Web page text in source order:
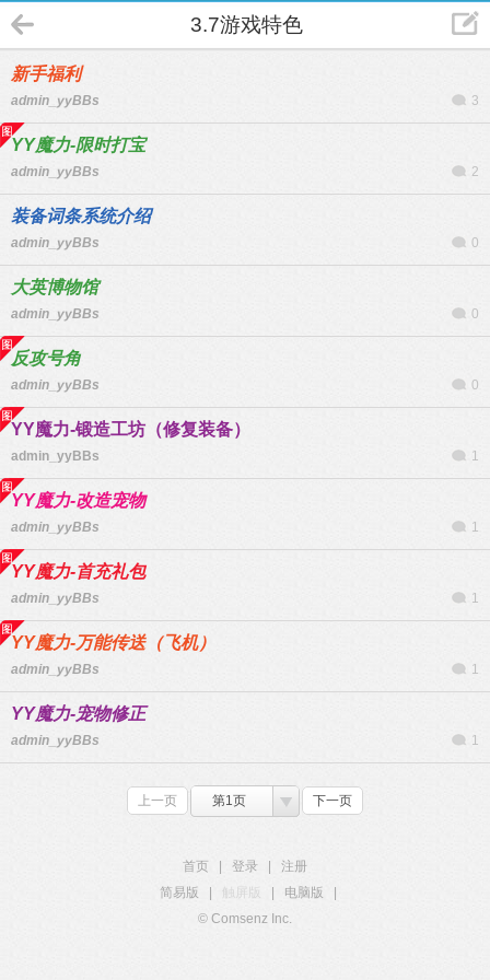
3.7游戏特色
新手福利
admin_yyBBs 3
YY魔力-限时打宝
admin_yyBBs 2
装备词条系统介绍
admin_yyBBs 0
大英博物馆
admin_yyBBs 0
反攻号角
admin_yyBBs 0
YY魔力-锻造工坊（修复装备）
admin_yyBBs 1
YY魔力-改造宠物
admin_yyBBs 1
YY魔力-首充礼包
admin_yyBBs 1
YY魔力-万能传送（飞机）
admin_yyBBs 1
YY魔力-宠物修正
admin_yyBBs 1
上一页 第1页 下一页
首页 登录
注册
简易版
触屏版 电脑版
© Comsenz Inc.